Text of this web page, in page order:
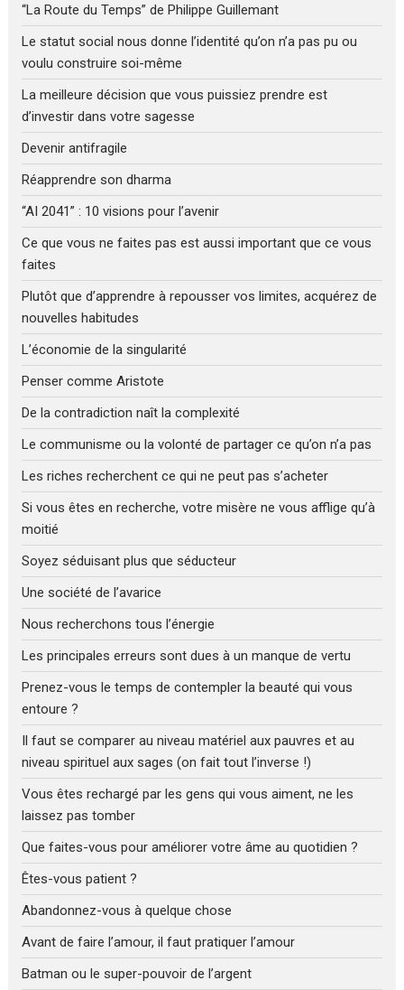
“La Route du Temps” de Philippe Guillemant
Le statut social nous donne l’identité qu’on n’a pas pu ou
voulu construire soi-même
La meilleure décision que vous puissiez prendre est
d’investir dans votre sagesse
Devenir antifragile
Réapprendre son dharma
“AI 2041” : 10 visions pour l’avenir
Ce que vous ne faites pas est aussi important que ce vous
faites
Plutôt que d’apprendre à repousser vos limites, acquérez de
nouvelles habitudes
L’économie de la singularité
Penser comme Aristote
De la contradiction naît la complexité
Le communisme ou la volonté de partager ce qu’on n’a pas
Les riches recherchent ce qui ne peut pas s’acheter
Si vous êtes en recherche, votre misère ne vous afflige qu’à
moitié
Soyez séduisant plus que séducteur
Une société de l’avarice
Nous recherchons tous l’énergie
Les principales erreurs sont dues à un manque de vertu
Prenez-vous le temps de contempler la beauté qui vous
entoure ?
Il faut se comparer au niveau matériel aux pauvres et au
niveau spirituel aux sages (on fait tout l’inverse !)
Vous êtes rechargé par les gens qui vous aiment, ne les
laissez pas tomber
Que faites-vous pour améliorer votre âme au quotidien ?
Êtes-vous patient ?
Abandonnez-vous à quelque chose
Avant de faire l’amour, il faut pratiquer l’amour
Batman ou le super-pouvoir de l’argent